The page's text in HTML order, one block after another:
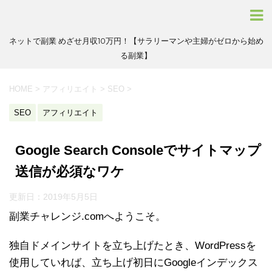
ネットで副業 めざせ月収10万円！【サラリーマンや主婦がゼロから始め
る副業】
HOME > アフィリエイト > SEO >
SEO アフィリエイト
Google Search Consoleでサイトマップ
送信が必須なワケ
更新日： 2019年5月5日
副業チャレンジ.comへようこそ。
独自ドメインサイトを立ち上げたとき、WordPressを
使用していれば、立ち上げ初日にGoogleインデックス